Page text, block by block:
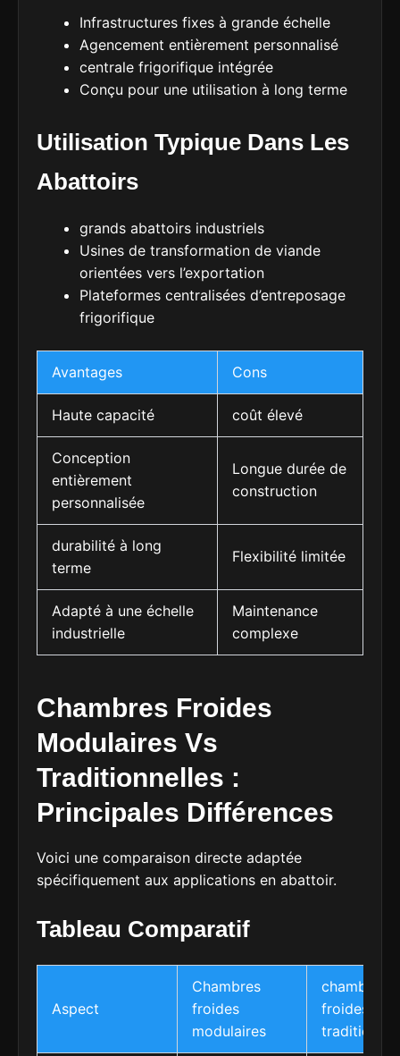
Infrastructures fixes à grande échelle
Agencement entièrement personnalisé
centrale frigorifique intégrée
Conçu pour une utilisation à long terme
Utilisation Typique Dans Les
Abattoirs
grands abattoirs industriels
Usines de transformation de viande
orientées vers l’exportation
Plateformes centralisées d’entreposage
frigorifique
Avantages Cons
Haute capacité coût élevé
Conception
entièrement
personnalisée
Longue durée de
construction
durabilité à long
terme
Flexibilité limitée
Adapté à une échelle
industrielle
Maintenance
complexe
Chambres Froides
Modulaires Vs
Traditionnelles :
Principales Différences
Voici une comparaison directe adaptée
spécifiquement aux applications en abattoir.
Tableau Comparatif
Aspect
Chambres
froides
modulaires
chambres
froides